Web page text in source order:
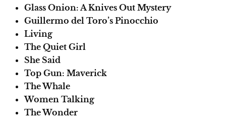
Glass Onion: A Knives Out Mystery
Guillermo del Toro’s Pinocchio
Living
The Quiet Girl
She Said
Top Gun: Maverick
The Whale
Women Talking
The Wonder